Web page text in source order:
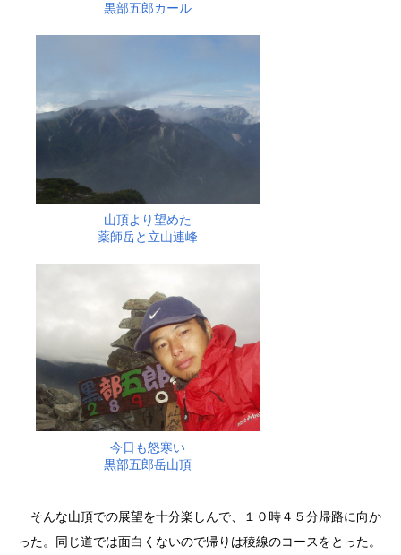
黒部五郎カール
山頂より望めた
薬師岳と立山連峰
今日も怒寒い
黒部五郎岳山頂
そんな山頂での展望を十分楽しんで、１０時４５分帰路に向か
った。同じ道では面白くないので帰りは稜線のコースをとった。